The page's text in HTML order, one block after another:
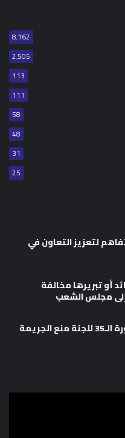
8٬162
2٬505
113
111
58
48
31
25
لتعزيز التعاون في
أو تبريرها مخالفة
مجلس الشعب
وزارة العدل تشارك في أعمال الدورة الـ35 للجنة منع الجريمة